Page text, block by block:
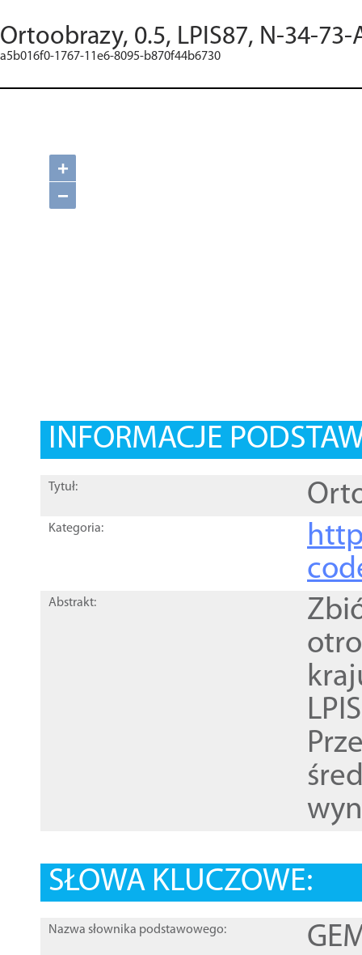
Ortoobrazy, 0.5, LPIS87, N-34-73-
a5b016f0-1767-11e6-8095-b870f44b6730
+
−
INFORMACJE
Tytuł:
Kategoria:
Abstrakt:
SŁOWA KLUCZOWE:
Nazwa słownika podstawowego: